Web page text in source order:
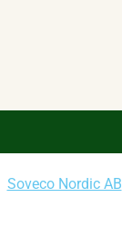
Soveco Nordic AB